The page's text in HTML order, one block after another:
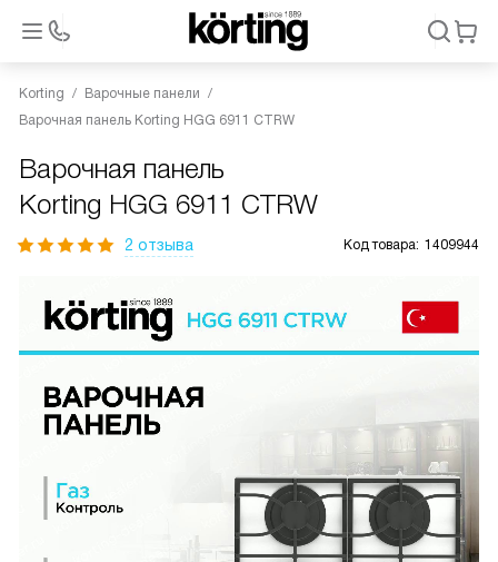
Korting
Варочные панели
Варочная панель Korting HGG 6911 CTRW
Варочная панель
Korting HGG 6911 CTRW
2 отзыва Код товара: 1409944